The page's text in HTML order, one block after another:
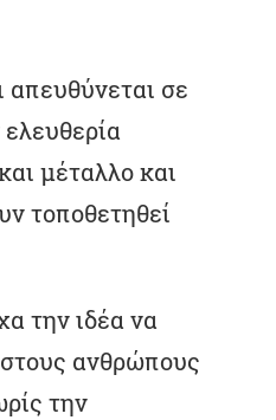
απευθύνεται σε
μέταλλο και
τοποθετηθεί
την ιδέα να
ανθρώπους
την